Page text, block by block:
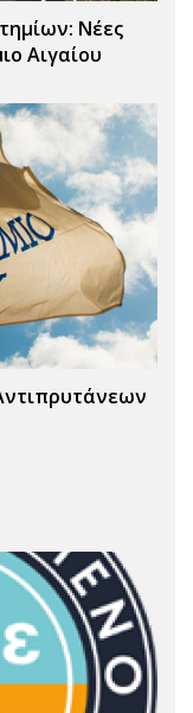
Νέες
Αιγαίου